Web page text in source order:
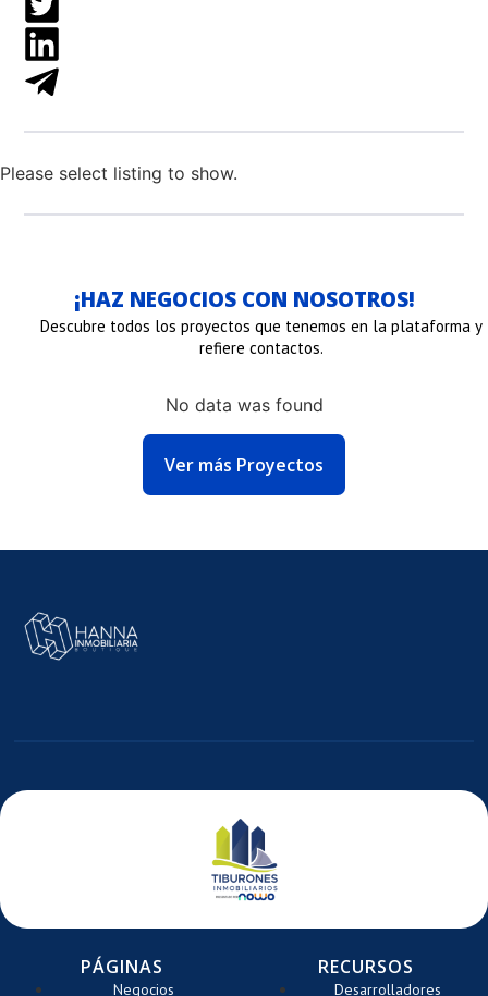
Please select listing to show.
¡HAZ NEGOCIOS CON NOSOTROS!
Descubre todos los proyectos que tenemos en la plataforma y
refiere contactos.
No data was found
Ver más Proyectos
PÁGINAS
Negocios
RECURSOS
Desarrolladores